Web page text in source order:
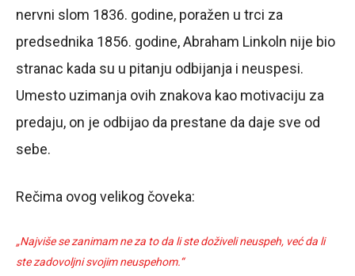
nervni slom 1836. godine, poražen u trci za
predsednika 1856. godine, Abraham Linkoln nije bio
stranac kada su u pitanju odbijanja i neuspesi.
Umesto uzimanja ovih znakova kao motivaciju za
predaju, on je odbijao da prestane da daje sve od
sebe.
Rečima ovog velikog čoveka:
„Najviše se zanimam ne za to da li ste doživeli neuspeh, već da li
ste zadovoljni svojim neuspehom.“